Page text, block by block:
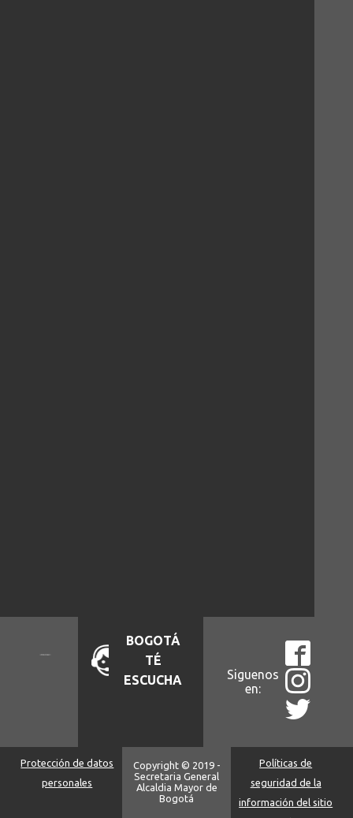
BOGOTÁ
TÉ
ESCUCHA
Siguenos
en:
Protección de datos
personales
Copyright © 2019 -
Secretaria General
Alcaldia Mayor de
Bogotá
Políticas de
seguridad de la
información del sitio